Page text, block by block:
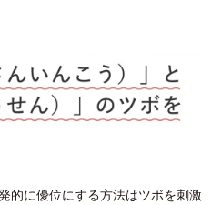
的に優位にする方法はツボを刺激